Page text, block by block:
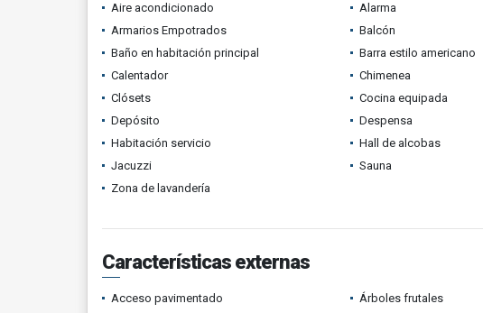
Aire acondicionado Alarma
Armarios Empotrados
Balcón
Baño en habitación principal
Barra estilo americano
Calentador
Chimenea
Clósets
Cocina equipada
Depósito
Despensa
Habitación servicio
Hall de alcobas
Jacuzzi
Sauna
Zona de lavandería
Características externas
Acceso pavimentado Árboles frutales